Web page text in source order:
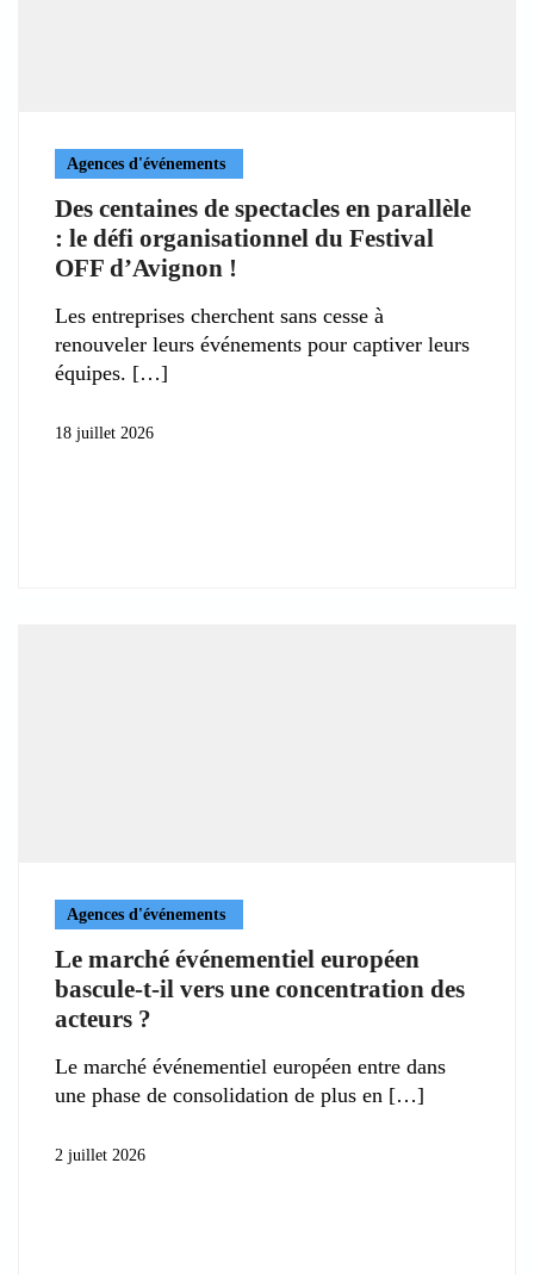
Agences d'événements
Des centaines de spectacles en parallèle
: le défi organisationnel du Festival
OFF d’Avignon !
Les entreprises cherchent sans cesse à
renouveler leurs événements pour captiver leurs
équipes.
18 juillet 2026
Agences d'événements
Le marché événementiel européen
bascule-t-il vers une concentration des
acteurs ?
Le marché événementiel européen entre dans
une phase de consolidation de plus en
2 juillet 2026